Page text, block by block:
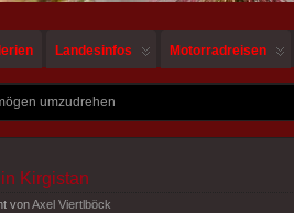
Landesinfos Motorradreisen
umzudrehen
Kirgistan
vonAxel Viertlböck